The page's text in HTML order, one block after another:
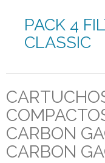
PACK 4
CLASSIC
CARBON
CARBON